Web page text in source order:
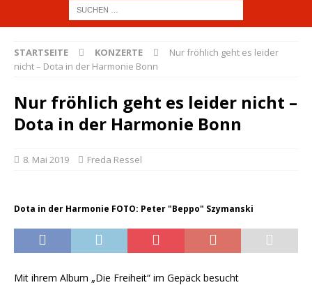
STARTSEITE KONZERTE
Nur fröhlich geht es leider
nicht – Dota in der Harmonie Bonn
Nur fröhlich geht es leider nicht –
Dota in der Harmonie Bonn
8. Mai 2019 Freda Ressel
Dota in der Harmonie FOTO: Peter "Beppo" Szymanski
Mit ihrem Album „Die Freiheit“ im Gepäck besucht